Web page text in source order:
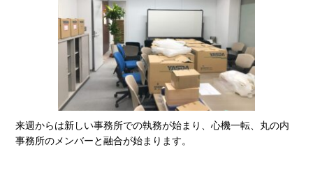
来週からは新しい事務所での執務が始まり、心機一転、丸の内
事務所のメンバーと融合が始まります。